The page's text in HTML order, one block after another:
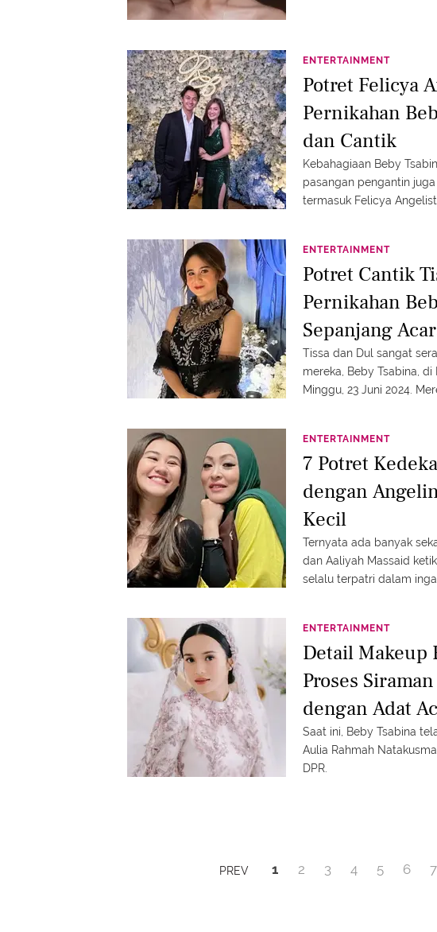
ENTERTAINMENT
Potret Felicya
Pernikahan
dan Cantik
Kebahagiaan Beby
pasangan pengantin
termasuk Felicya
ENTERTAINMENT
Potret Cantik
Pernikahan
Sepanjang
Tissa dan Dul sangat
mereka, Beby Tsabina,
Minggu, 23 Juni 2024.
ENTERTAINMENT
7 Potret
dengan
Kecil
Ternyata ada banyak
dan Aaliyah Massaid
selalu terpatri dalam
ENTERTAINMENT
Detail Makeup
Proses
dengan Adat
Saat ini, Beby Tsabina
Aulia Rahmah
DPR.
PREV 1 2 3 4 5 6 7